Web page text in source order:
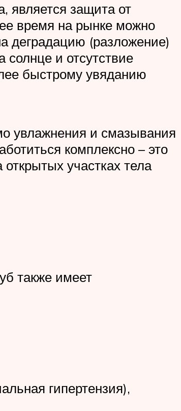
является защита от
время на рынке можно
деградацию (разложение)
солнце и отсутствие
быстрому увяданию
увлажнения и смазывания
комплексно – это
участках тела
также имеет
гипертензия),